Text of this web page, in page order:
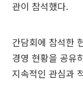
관이 참석했다.
간담회에 참석한
경영 현황을 공유
지속적인 관심과